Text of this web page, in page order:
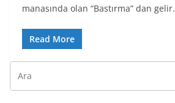
manasında olan “Bastırma” dan gelir.
Read More